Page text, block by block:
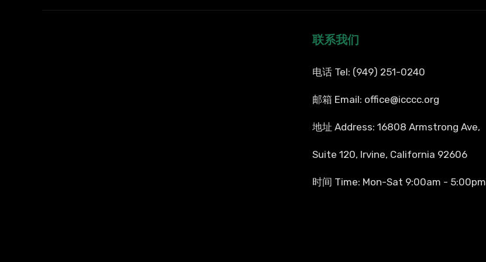
联系我们
电话 Tel: (949) 251-0240
邮箱 Email: office@icccc.org
地址 Address: 16808 Armstrong Ave,
Suite 120, Irvine, California 92606
时间 Time: Mon-Sat 9:00am - 5:00pm